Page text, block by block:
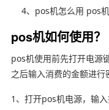
4、pos机怎么用 pos
pos机如何使用？
pos机使用前先打开电源
之后输入消费的金额进行
1、打开pos机电源，输入